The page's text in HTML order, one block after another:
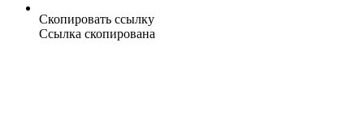
Скопировать ссылку
Ссылка скопирована